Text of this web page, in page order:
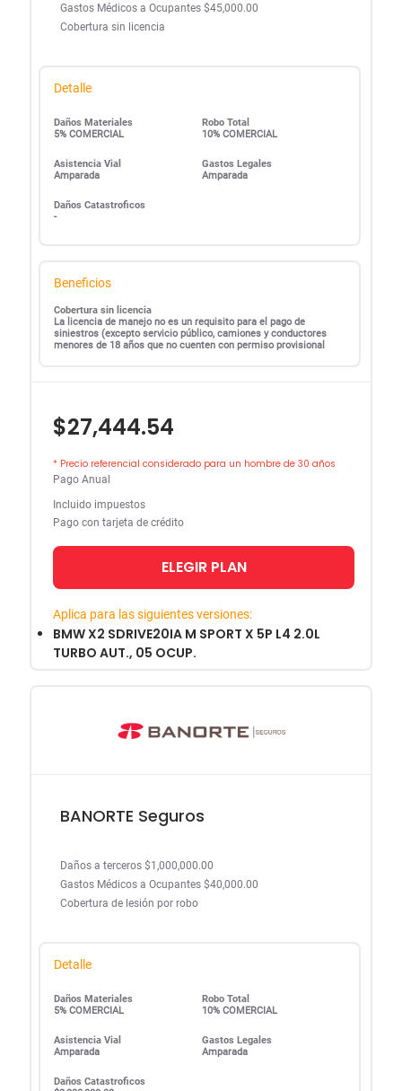
Gastos Médicos a Ocupantes $45,000.00
Cobertura sin licencia
Detalle
Daños Materiales
5% COMERCIAL
Robo Total
10% COMERCIAL
Asistencia Vial
Amparada
Gastos Legales
Amparada
Daños Catastroficos
-
Beneficios
Cobertura sin licencia
La licencia de manejo no es un requisito para el pago de
siniestros (excepto servicio público, camiones y conductores
menores de 18 años que no cuenten con permiso provisional
$27,444.54
* Precio referencial considerado para un hombre de 30 años
Pago Anual
Incluido impuestos
Pago con tarjeta de crédito
ELEGIR PLAN
Aplica para las siguientes versiones:
BMW X2 SDRIVE20IA M SPORT X 5P L4 2.0L
TURBO AUT., 05 OCUP.
BANORTE Seguros
Daños a terceros $1,000,000.00
Gastos Médicos a Ocupantes $40,000.00
Cobertura de lesión por robo
Detalle
Daños Materiales
5% COMERCIAL
Robo Total
10% COMERCIAL
Asistencia Vial
Amparada
Gastos Legales
Amparada
Daños Catastroficos